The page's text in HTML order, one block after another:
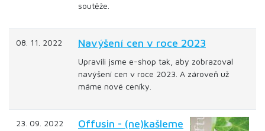
soutěže.
08. 11. 2022 Navýšení cen v roce 2023
Upravili jsme e-shop tak, aby zobrazoval
navýšení cen v roce 2023. A zároveň už
máme nové ceníky.
23. 09. 2022
Offusin - (ne)kašleme